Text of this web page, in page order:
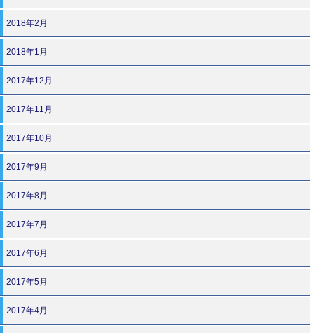
2018年2月
2018年1月
2017年12月
2017年11月
2017年10月
2017年9月
2017年8月
2017年7月
2017年6月
2017年5月
2017年4月